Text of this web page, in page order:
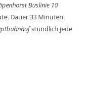
Buslinie 10
Dauer 33 Minuten.
stündlich jede